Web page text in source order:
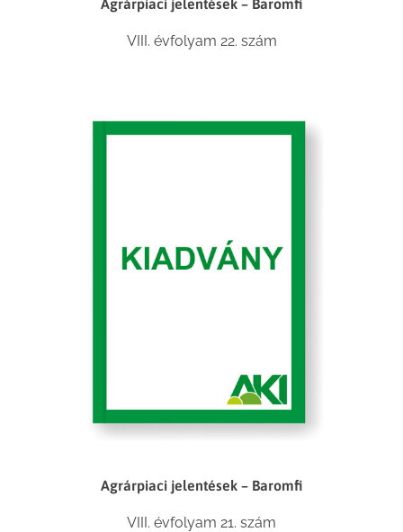
Agrárpiaci jelentések – Baromfi
VIII. évfolyam 22. szám
Agrárpiaci jelentések – Baromfi
VIII. évfolyam 21. szám